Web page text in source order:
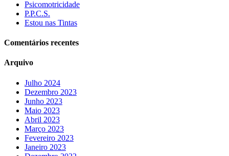
Psicomotricidade
P.P.C.S.
Estou nas Tintas
Comentários recentes
Arquivo
Julho 2024
Dezembro 2023
Junho 2023
Maio 2023
Abril 2023
Março 2023
Fevereiro 2023
Janeiro 2023